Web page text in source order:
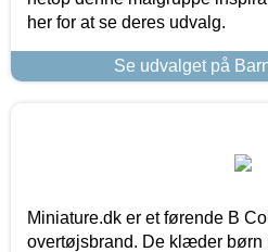
her for at se deres udvalg.
Se udvalget på
Miniature.dk er et førende B
overtøjsbrand. De klæder børn